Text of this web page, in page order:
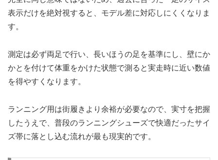
表示だけを絶対視すると、モデル差に対応しにくくなりま
す。
測定は必ず両足で行い、長いほうの足を基準にし、壁にか
かとを付けて体重をかけた状態で測ると実走時に近い数値
を得やすくなります。
ランニング用は街履きより余裕が必要なので、実寸を把握
したうえで、普段のランニングシューズで快適だったサイ
ズ帯に落とし込む流れが最も現実的です。